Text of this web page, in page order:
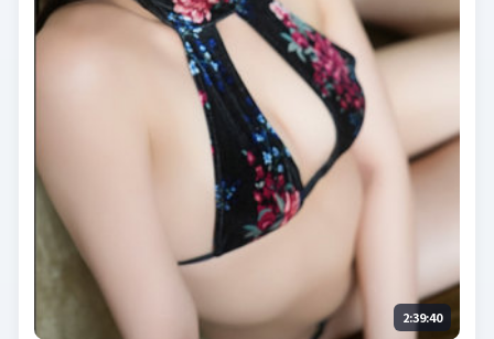
2:39:40